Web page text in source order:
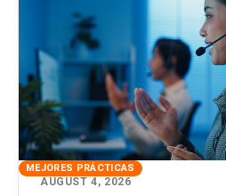
MEJORES PRÁCTICAS
AUGUST 4, 2026